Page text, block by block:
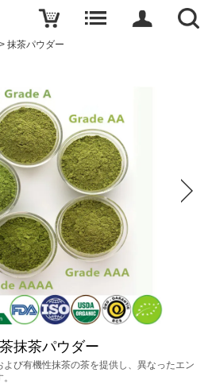
> 抹茶パウダー
抹茶パウダー
び有機性抹茶の茶を提供し、異なったエン